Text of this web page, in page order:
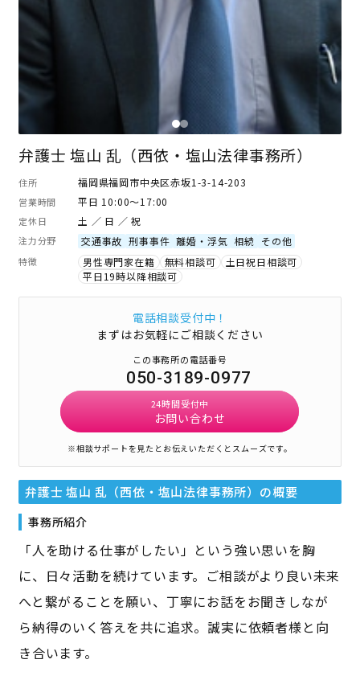
弁護士 塩山 乱（西依・塩山法律事務所）
住所 福岡県福岡市中央区赤坂1-3-14-203
営業時間 平日 10:00～17:00
定休日 土 ／ 日 ／ 祝
注力分野 交通事故 刑事事件 離婚・浮気 相続 その他
特徴 男性専門家在籍 無料相談可
土日祝日相談可
平日19時以降相談可
電話相談受付中！
まずはお気軽にご相談ください
この事務所の電話番号
050-3189-0977
24時間受付中
お問い合わせ
※相談サポートを見たとお伝えいただくとスムーズです。
弁護士 塩山 乱（西依・塩山法律事務所） の概要
事務所紹介
「人を助ける仕事がしたい」という強い思いを胸
に、日々活動を続けています。ご相談がより良い未来
へと繋がることを願い、丁寧にお話をお聞きしなが
ら納得のいく答えを共に追求。誠実に依頼者様と向
き合います。